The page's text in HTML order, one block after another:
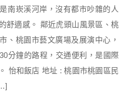
南崁溪河岸，沒有都市吵雜的人
舒適感。 鄰近虎頭山風景區、桃
、桃園市藝文廣場及展演中心，
分鐘的路程，交通便利，是國際
怡和飯店 地址 : 桃園市桃園區民